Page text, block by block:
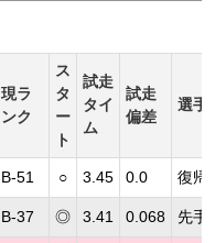
現ラ
ンク
ス
タ
ー
ト
試走
タイ
ム
試走
偏差
選手
B-51 ○ 3.45 0.0 復帰
B-37 ◎ 3.41 0.068 先手